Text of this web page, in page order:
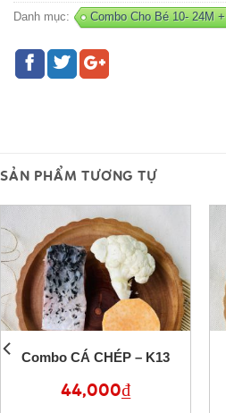
Danh mục: Combo Cho Bé 10- 24M +
SẢN PHẨM TƯƠNG TỰ
Combo CÁ CHÉP – K13
44,000₫